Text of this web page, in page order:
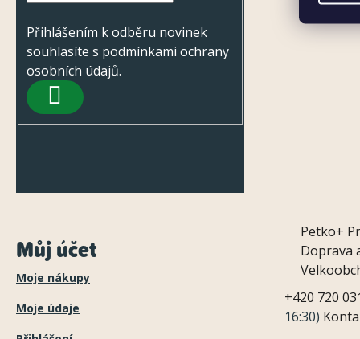
Přihlášením k odběru novinek
souhlasíte s podmínkami ochrany
osobních údajů.
PŘIHLÁSIT
Můj účet
Moje nákupy
Moje údaje
Petko+
Doprava
+420 720
16:30)